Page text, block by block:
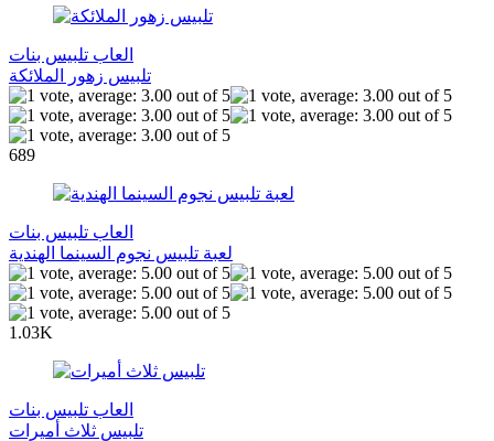
العاب تلبيس بنات
تلبيس زهور الملائكة
689
العاب تلبيس بنات
لعبة تلبيس نجوم السينما الهندية
1.03K
العاب تلبيس بنات
تلبيس ثلاث أميرات